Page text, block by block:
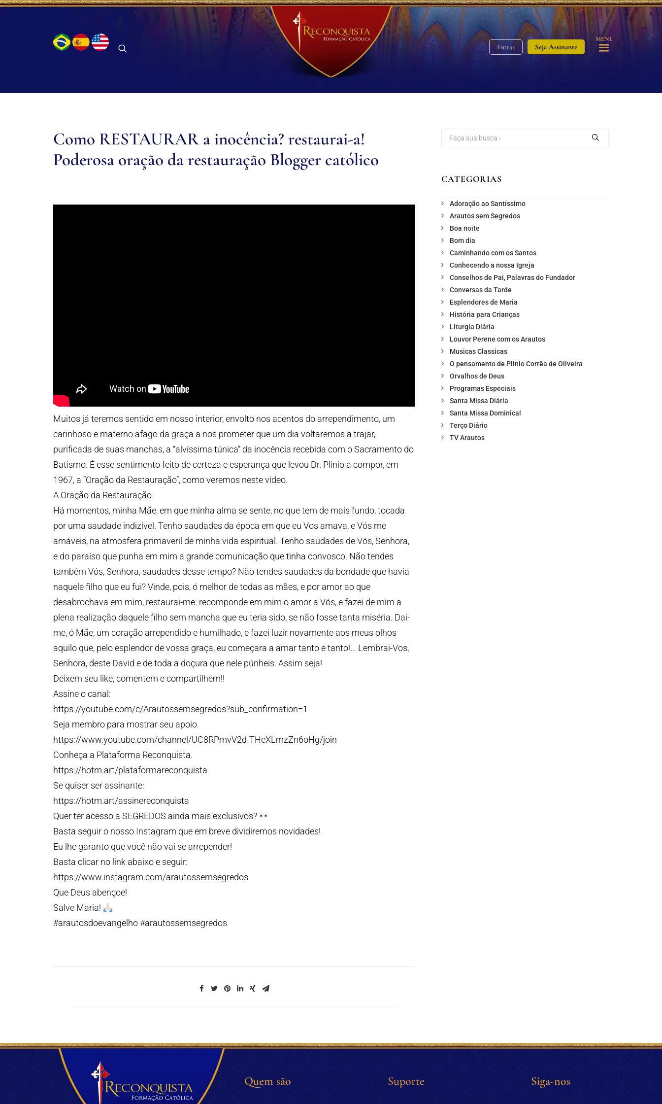
Entrar Seja Assinante
MENU
Como RESTAURAR a inocência? restaurai-a!
Poderosa oração da restauração Blogger católico
Muitos já teremos sentido em nosso interior, envolto nos acentos do arrependimento, um
carinhoso e materno afago da graça a nos prometer que um dia voltaremos a trajar,
purificada de suas manchas, a “alvíssima túnica” da inocência recebida com o Sacramento do
Batismo. É esse sentimento feito de certeza e esperança que levou Dr. Plinio a compor, em
1967, a “Oração da Restauração”, como veremos neste vídeo.
A Oração da Restauração
Há momentos, minha Mãe, em que minha alma se sente, no que tem de mais fundo, tocada
por uma saudade indizível. Tenho saudades da época em que eu Vos amava, e Vós me
amáveis, na atmosfera primaveril de minha vida espiritual. Tenho saudades de Vós, Senhora,
e do paraíso que punha em mim a grande comunicação que tinha convosco. Não tendes
também Vós, Senhora, saudades desse tempo? Não tendes saudades da bondade que havia
naquele filho que eu fui? Vinde, pois, ó melhor de todas as mães, e por amor ao que
desabrochava em mim, restaurai-me: recomponde em mim o amor a Vós, e fazei de mim a
plena realização daquele filho sem mancha que eu teria sido, se não fosse tanta miséria. Dai-
me, ó Mãe, um coração arrependido e humilhado, e fazei luzir novamente aos meus olhos
aquilo que, pelo esplendor de vossa graça, eu começara a amar tanto e tanto!… Lembrai-Vos,
Senhora, deste David e de toda a doçura que nele púnheis. Assim seja!
Deixem seu like, comentem e compartilhem!!
Assine o canal:
https://youtube.com/c/Arautossemsegredos?sub_confirmation=1
Seja membro para mostrar seu apoio.
https://www.youtube.com/channel/UC8RPmvV2d-THeXLmzZn6oHg/join
Conheça a Plataforma Reconquista.
https://hotm.art/plataformareconquista
Se quiser ser assinante:
https://hotm.art/assinereconquista
Quer ter acesso a SEGREDOS ainda mais exclusivos?
Basta seguir o nosso Instagram que em breve dividiremos novidades!
Eu lhe garanto que você não vai se arrepender!
Basta clicar no link abaixo e seguir:
https://www.instagram.com/arautossemsegredos
Que Deus abençoe!
Salve Maria!
#arautosdoevangelho #arautossemsegredos
CATEGORIAS
Adoração ao Santíssimo
Arautos sem Segredos
Boa noite
Bom dia
Caminhando com os Santos
Conhecendo a nossa Igreja
Conselhos de Pai, Palavras do Fundador
Conversas da Tarde
Esplendores de Maria
História para Crianças
Liturgia Diária
Louvor Perene com os Arautos
Musicas Classicas
O pensamento de Plinio Corrêa de Oliveira
Orvalhos de Deus
Programas Especiais
Santa Missa Diária
Santa Missa Dominical
Terço Diário
TV Arautos
Quem são Suporte Siga-nos